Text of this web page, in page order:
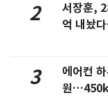
2
서장훈,
억 내놨
3
에어컨
원